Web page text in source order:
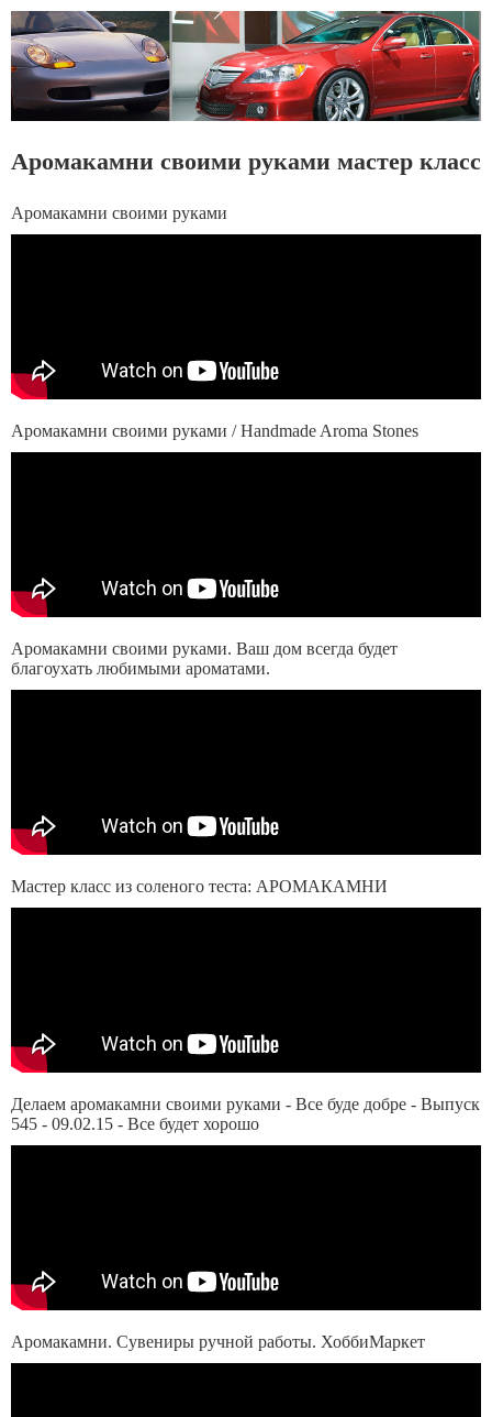
Аромакамни своими руками мастер класс
Аромакамни своими руками
Аромакамни своими руками / Handmade Aroma Stones
Аромакамни своими руками. Ваш дом всегда будет
благоухать любимыми ароматами.
Мастер класс из соленого теста: АРОМАКАМНИ
Делаем аромакамни своими руками - Все буде добре - Выпуск
545 - 09.02.15 - Все будет хорошо
Аромакамни. Сувениры ручной работы. ХоббиМаркет